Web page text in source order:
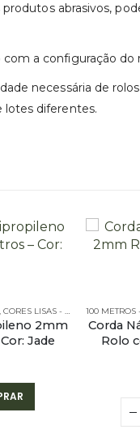
abrasivos,
a configuração
necessária de
lotes diferentes.
- 100 METROS
, CORES LISAS - 100 METROS - 2MM
2mm
Jade
100
Corda
Rolo